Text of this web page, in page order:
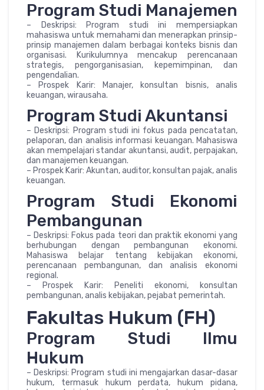
Program Studi Manajemen
– Deskripsi: Program studi ini mempersiapkan
mahasiswa untuk memahami dan menerapkan prinsip-
prinsip manajemen dalam berbagai konteks bisnis dan
organisasi. Kurikulumnya mencakup perencanaan
strategis, pengorganisasian, kepemimpinan, dan
pengendalian.
– Prospek Karir: Manajer, konsultan bisnis, analis
keuangan, wirausaha.
Program Studi Akuntansi
– Deskripsi: Program studi ini fokus pada pencatatan,
pelaporan, dan analisis informasi keuangan. Mahasiswa
akan mempelajari standar akuntansi, audit, perpajakan,
dan manajemen keuangan.
– Prospek Karir: Akuntan, auditor, konsultan pajak, analis
keuangan.
Program Studi Ekonomi
Pembangunan
– Deskripsi: Fokus pada teori dan praktik ekonomi yang
berhubungan dengan pembangunan ekonomi.
Mahasiswa belajar tentang kebijakan ekonomi,
perencanaan pembangunan, dan analisis ekonomi
regional.
– Prospek Karir: Peneliti ekonomi, konsultan
pembangunan, analis kebijakan, pejabat pemerintah.
Fakultas Hukum (FH)
Program Studi Ilmu
Hukum
– Deskripsi: Program studi ini mengajarkan dasar-dasar
hukum, termasuk hukum perdata, hukum pidana,